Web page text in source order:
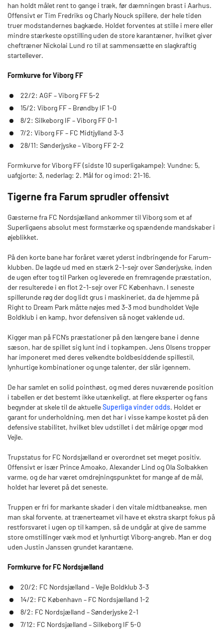
han holdt målet rent to gange i træk, før dæmningen brast i Aarhus.
Offensivt er Tim Fredriks og Charly Nouck spillere, der hele tiden
truer modstandernes bagkæde. Holdet forventes at stille i mere eller
mindre stærkeste opstilling uden de store karantæner, hvilket giver
cheftræner Nickolai Lund ro til at sammensætte en slagkraftig
startellever.
Formkurve for Viborg FF
22/2: AGF – Viborg FF 5-2
15/2: Viborg FF – Brøndby IF 1-0
8/2: Silkeborg IF – Viborg FF 0-1
7/2: Viborg FF – FC Midtjylland 3-3
28/11: Sønderjyske – Viborg FF 2-2
Formkurve for Viborg FF (sidste 10 superligakampe): Vundne: 5,
uafgjorte: 3, nederlag: 2. Mål for og imod: 21-16.
Tigerne fra Farum sprudler offensivt
Gæsterne fra FC Nordsjælland ankommer til Viborg som et af
Superligaens absolut mest formstærke og spændende mandskaber i
øjeblikket.
På den korte bane har foråret været yderst indbringende for Farum-
klubben. De lagde ud med en stærk 2-1-sejr over Sønderjyske, inden
de ugen efter tog til Parken og leverede en fremragende præstation,
der resulterede i en flot 2-1-sejr over FC København. I seneste
spillerunde røg der dog lidt grus i maskineriet, da de hjemme på
Right to Dream Park måtte nøjes med 3-3 mod bundholdet Vejle
Boldklub i en kamp, hvor defensiven så noget vaklende ud.
Kigger man på FCN’s præstationer på den længere bane i denne
sæson, har de spillet sig lunt ind i topkampen. Jens Olsens tropper
har imponeret med deres velkendte boldbesiddende spillestil,
lynhurtige kombinationer og unge talenter, der slår igennem.
De har samlet en solid pointhøst, og med deres nuværende position
i tabellen er det bestemt ikke utænkeligt, at flere eksperter og fans
begynder at skele til de aktuelleSuperliga vinder odds. Holdet er
garant for underholdning, men det har i visse kampe kostet på den
defensive stabilitet, hvilket blev udstillet i det målrige opgør mod
Vejle.
Trupstatus for FC Nordsjælland er overordnet set meget positiv.
Offensivt er især Prince Amoako, Alexander Lind og Ola Solbakken
varme, og de har været omdrejningspunktet for mange af de mål,
holdet har leveret på det seneste.
Truppen er fri for markante skader i den vitale midtbaneakse, men
man skal forvente, at trænerteamet vil have et ekstra skarpt fokus på
restforsvaret i ugen op til kampen, så de undgår at give de samme
store omstillinger væk mod et lynhurtigt Viborg-angreb. Man er dog
uden Justin Janssen grundet karantæne.
Formkurve for FC Nordsjælland
20/2: FC Nordsjælland – Vejle Boldklub 3-3
14/2: FC København – FC Nordsjælland 1-2
8/2: FC Nordsjælland – Sønderjyske 2-1
7/12: FC Nordsjælland – Silkeborg IF 5-0